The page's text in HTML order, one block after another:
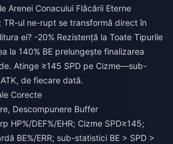
Arenei Conacului Flăcării Eterne
TR-ul ne-rupt se transformă direct în
ei? -20% Rezistență la Toate Tipurile
la 140% BE prelungește finalizarea
Atinge ≥145 SPD pe Cizme—sub-
de fiecare dată.
Corecte
Descompunere Buffer
HP%/DEF%/EHR; Cizme SPD≥145;
BE%/ERR; sub-statistici BE > SPD >